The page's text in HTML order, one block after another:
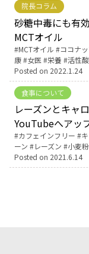
院長コラム
砂糖中毒にも有
MCTオイル
Tags:
MCTオイル ココナ
康
女医 栄養 活性
Posted on 2022.1.24
食事について
レーズンとキャ
YouTubeへアッ
Tags:
カフェインフリー
ーン
レーズン 小麦
Posted on 2021.6.14
遠方にお住